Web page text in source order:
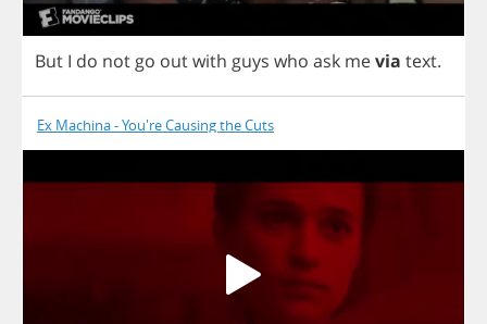
But I do not go outwith guys who ask mevia text.
Ex Machina - You're Causing the Cuts